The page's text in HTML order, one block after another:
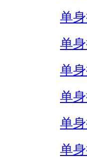
单
单
单
单
单
单